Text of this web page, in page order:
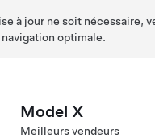
à jour ne soit nécessaire,
optimale.
Model X
Meilleurs vendeurs